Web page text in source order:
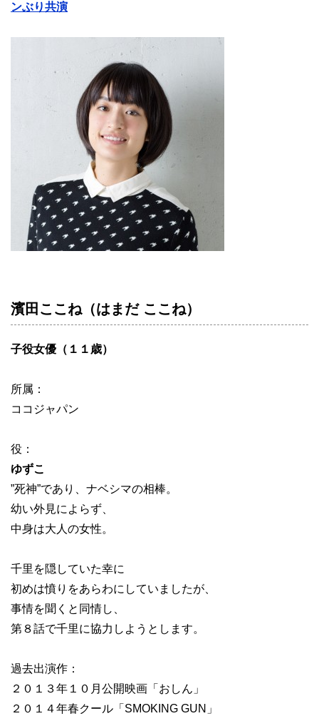
ンぶり共演
濱田ここね（はまだ ここね）
子役女優（１１歳）
所属：
ココジャパン
役：
ゆずこ
”死神”であり、ナベシマの相棒。
幼い外見によらず、
中身は大人の女性。
千里を隠していた幸に
初めは憤りをあらわにしていましたが、
事情を聞くと同情し、
第８話で千里に協力しようとします。
過去出演作：
２０１３年１０月公開映画「おしん」
２０１４年春クール「SMOKING GUN」